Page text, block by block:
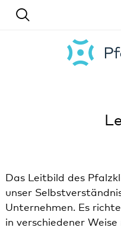
Das Leitbild des
unser
Unternehmen. Es
in verschiedener